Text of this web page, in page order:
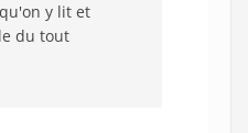
y lit et
du tout